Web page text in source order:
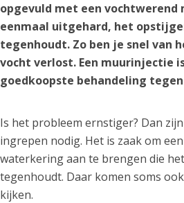
opgevuld met een vochtwerend
eenmaal uitgehard, het
tegenhoudt. Zo ben je snel van
vocht verlost. Een muurinjectie
goedkoopste behandeling
Is het probleem ernstiger? Dan
ingrepen nodig. Het is zaak om
waterkering aan te brengen die
tegenhoudt. Daar komen soms
kijken.